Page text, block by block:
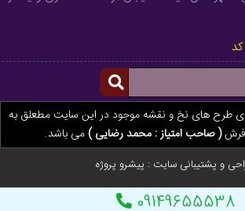
طرح های نخ و نقشه موجود در این سایت مطعلق به
فرش( صاحب امتیاز : محمد رضایی )می باشد.
و پشتیبانی سایت : پیشرو پروژه
09149655538